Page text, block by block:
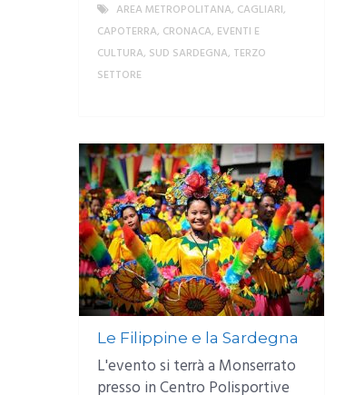
AREA METROPOLITANA, CAGLIARI,
CAPOTERRA, CRONACA, EVENTI E
CULTURA, SUD SARDEGNA, TERZO
SETTORE
Le Filippine e la Sardegna
L'evento si terrà a Monserrato
presso in Centro Polisportive